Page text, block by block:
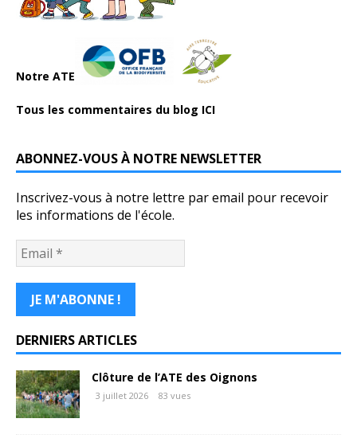
Notre ATE
Tous les commentaires du blog ICI
ABONNEZ-VOUS À NOTRE NEWSLETTER
Inscrivez-vous à notre lettre par email pour recevoir
les informations de l'école.
DERNIERS ARTICLES
Clôture de l’ATE des Oignons
3 juillet 2026 83 vues